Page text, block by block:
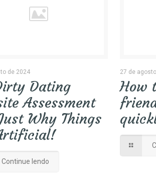
de 2024
Dating
Assessment
Why Things
Continue lendo
27 de
How